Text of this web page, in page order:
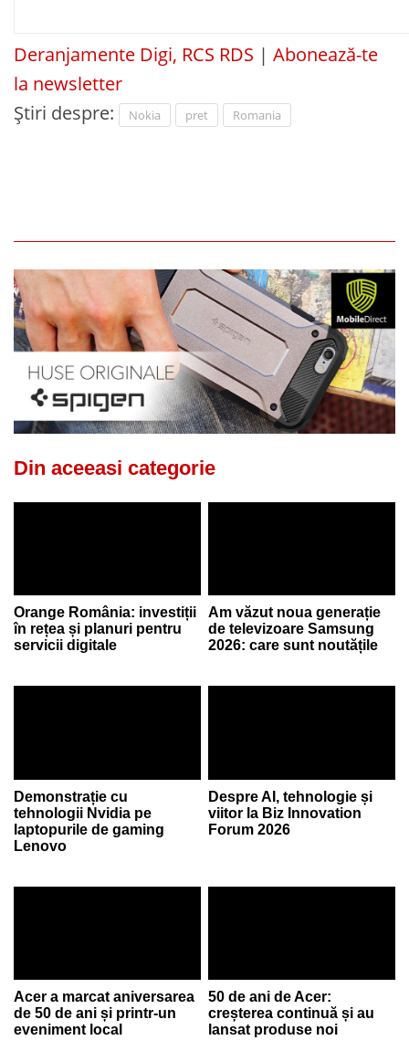
Deranjamente Digi, RCS RDS | Abonează-te
la newsletter
Știri despre:
Nokia pret Romania
Din aceeasi categorie
Orange România: investiții
în rețea și planuri pentru
servicii digitale
Am văzut noua generație
de televizoare Samsung
2026: care sunt noutățile
Demonstrație cu
tehnologii Nvidia pe
laptopurile de gaming
Lenovo
Despre AI, tehnologie și
viitor la Biz Innovation
Forum 2026
Acer a marcat aniversarea
de 50 de ani și printr-un
eveniment local
50 de ani de Acer:
creșterea continuă și au
lansat produse noi